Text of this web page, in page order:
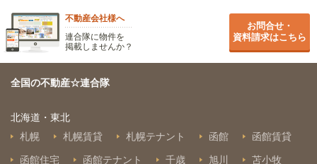
不動産会社様へ
連合隊に物件を
掲載しませんか？
お問合せ・
資料請求はこちら
全国の不動産☆連合隊
北海道・東北
札幌
札幌賃貸 札幌テナント 函館 函館賃貸
函館住宅 函館テナント 千歳 旭川 苫小牧